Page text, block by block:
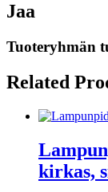
Jaa
Tuoteryhmän
Related
kirkas,